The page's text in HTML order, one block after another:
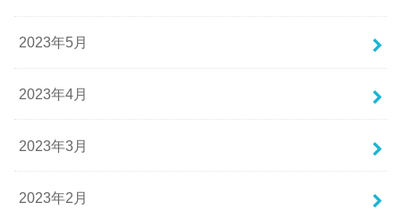
2023年5月
2023年4月
2023年3月
2023年2月